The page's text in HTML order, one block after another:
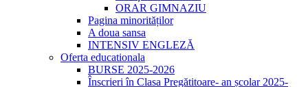
ORAR GIMNAZIU
Pagina minorităților
A doua sansa
INTENSIV ENGLEZĂ
Oferta educationala
BURSE 2025-2026
Înscrieri în Clasa Pregătitoare- an școlar 2025-